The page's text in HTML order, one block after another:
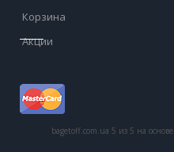
Корзина
Акции
bagetoff.com.ua 5 из 5 на основе